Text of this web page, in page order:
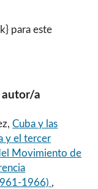
para este
autor/a
Cuba y las
y el tercer
Movimiento de
1966) ,